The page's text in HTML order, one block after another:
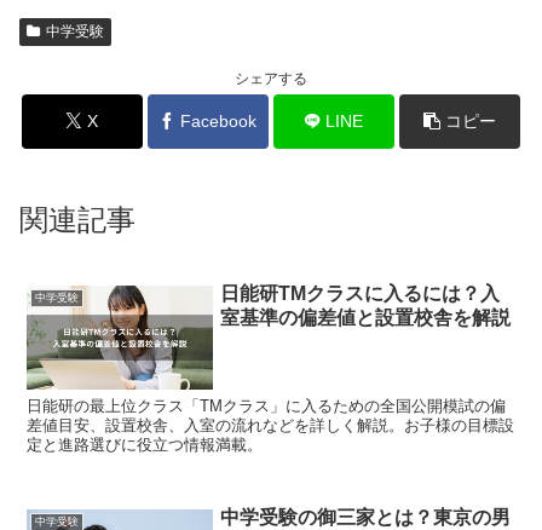
中学受験
シェアする
X Facebook LINE コピー
関連記事
中学受験
日能研TMクラスに入るには？入
室基準の偏差値と設置校舎を解説
日能研の最上位クラス「TMクラス」に入るための全国公開模試の偏
差値目安、設置校舎、入室の流れなどを詳しく解説。お子様の目標設
定と進路選びに役立つ情報満載。
中学受験
中学受験の御三家とは？東京の男